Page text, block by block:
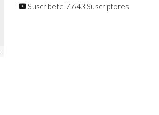
Suscríbete 7.643 Suscriptores